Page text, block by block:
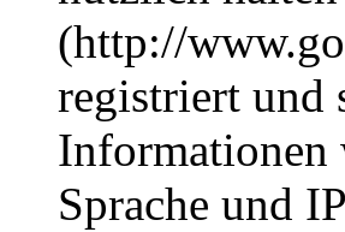
(http://
registriert und
Informationen
Sprache und